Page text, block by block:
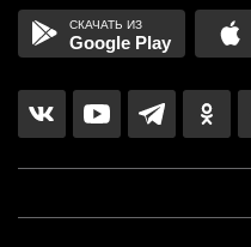
Google Play